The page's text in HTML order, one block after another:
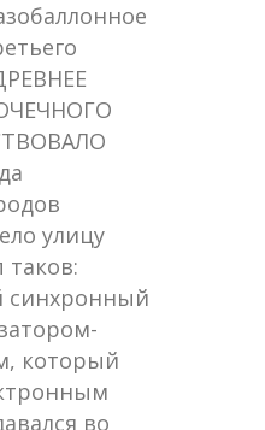
улицу
синхронный
который
во